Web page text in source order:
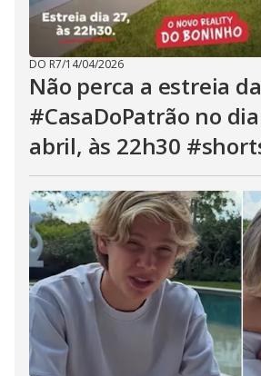
DO R7/14/04/2026
Não perca a estreia da
#CasaDoPatrão no
abril, às 22h30